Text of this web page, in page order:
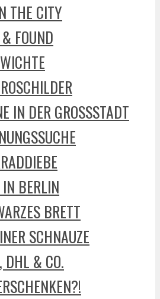
THE CITY
FOUND
IN DER GROSSSTADT
BERLIN
BRETT
SCHNAUZE
DHL & CO.